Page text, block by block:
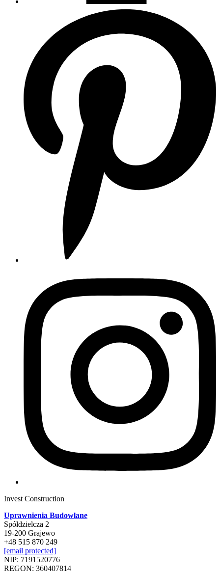
Invest Construction
Uprawnienia Budowlane
Spółdzielcza 2
19-200 Grajewo
+48 515 870 249
[email protected]
NIP: 7191520776
REGON: 360407814